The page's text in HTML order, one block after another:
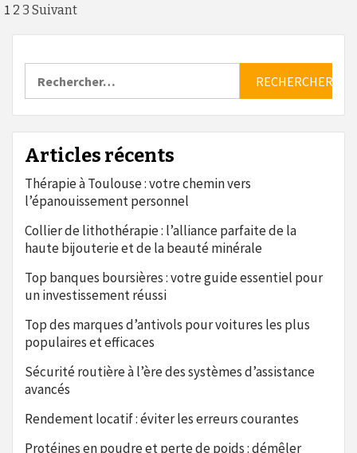
Pagination
des
publications
1 2 3 Suivant
Articles récents
Thérapie à Toulouse : votre chemin vers
l’épanouissement personnel
Collier de lithothérapie : l’alliance parfaite de la
haute bijouterie et de la beauté minérale
Top banques boursières : votre guide essentiel pour
un investissement réussi
Top des marques d’antivols pour voitures les plus
populaires et efficaces
Sécurité routière à l’ère des systèmes d’assistance
avancés
Rendement locatif : éviter les erreurs courantes
Protéines en poudre et perte de poids : démêler